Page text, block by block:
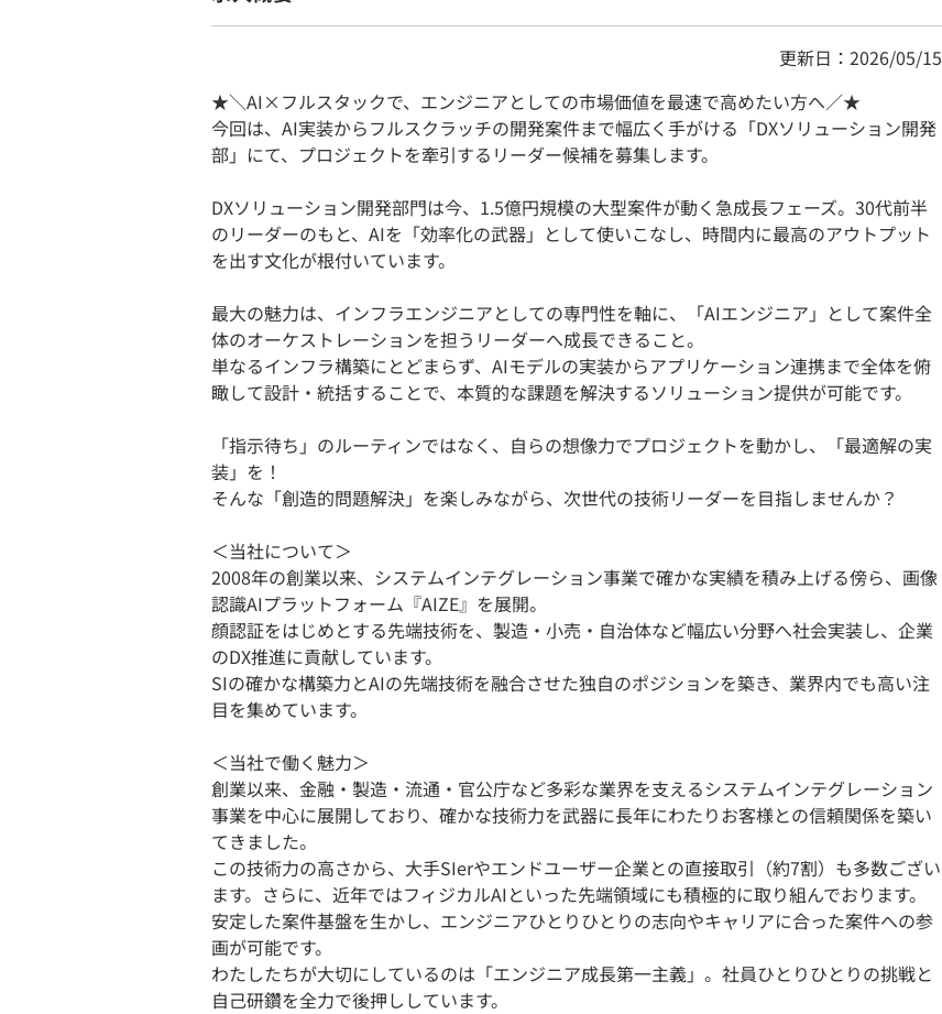
更新日：2026/05/15
★＼AI×フルスタックで、エンジニアとしての市場価値を最速で高めたい方へ／★
今回は、AI実装からフルスクラッチの開発案件まで幅広く手がける「DXソリューション開発
部」にて、プロジェクトを牽引するリーダー候補を募集します。
DXソリューション開発部門は今、1.5億円規模の大型案件が動く急成長フェーズ。30代前半
のリーダーのもと、AIを「効率化の武器」として使いこなし、時間内に最高のアウトプット
を出す文化が根付いています。
最大の魅力は、インフラエンジニアとしての専門性を軸に、「AIエンジニア」として案件全
体のオーケストレーションを担うリーダーへ成長できること。
単なるインフラ構築にとどまらず、AIモデルの実装からアプリケーション連携まで全体を俯
瞰して設計・統括することで、本質的な課題を解決するソリューション提供が可能です。
「指示待ち」のルーティンではなく、自らの想像力でプロジェクトを動かし、「最適解の実
装」を！
そんな「創造的問題解決」を楽しみながら、次世代の技術リーダーを目指しませんか？
＜当社について＞
2008年の創業以来、システムインテグレーション事業で確かな実績を積み上げる傍ら、画像
認識AIプラットフォーム『AIZE』を展開。
顔認証をはじめとする先端技術を、製造・小売・自治体など幅広い分野へ社会実装し、企業
のDX推進に貢献しています。
SIの確かな構築力とAIの先端技術を融合させた独自のポジションを築き、業界内でも高い注
目を集めています。
＜当社で働く魅力＞
創業以来、金融・製造・流通・官公庁など多彩な業界を支えるシステムインテグレーション
事業を中心に展開しており、確かな技術力を武器に長年にわたりお客様との信頼関係を築い
てきました。
この技術力の高さから、大手SIerやエンドユーザー企業との直接取引（約7割）も多数ござい
ます。さらに、近年ではフィジカルAIといった先端領域にも積極的に取り組んでおります。
安定した案件基盤を生かし、エンジニアひとりひとりの志向やキャリアに合った案件への参
画が可能です。
わたしたちが大切にしているのは「エンジニア成長第一主義」。社員ひとりひとりの挑戦と
自己研鑽を全力で後押ししています。